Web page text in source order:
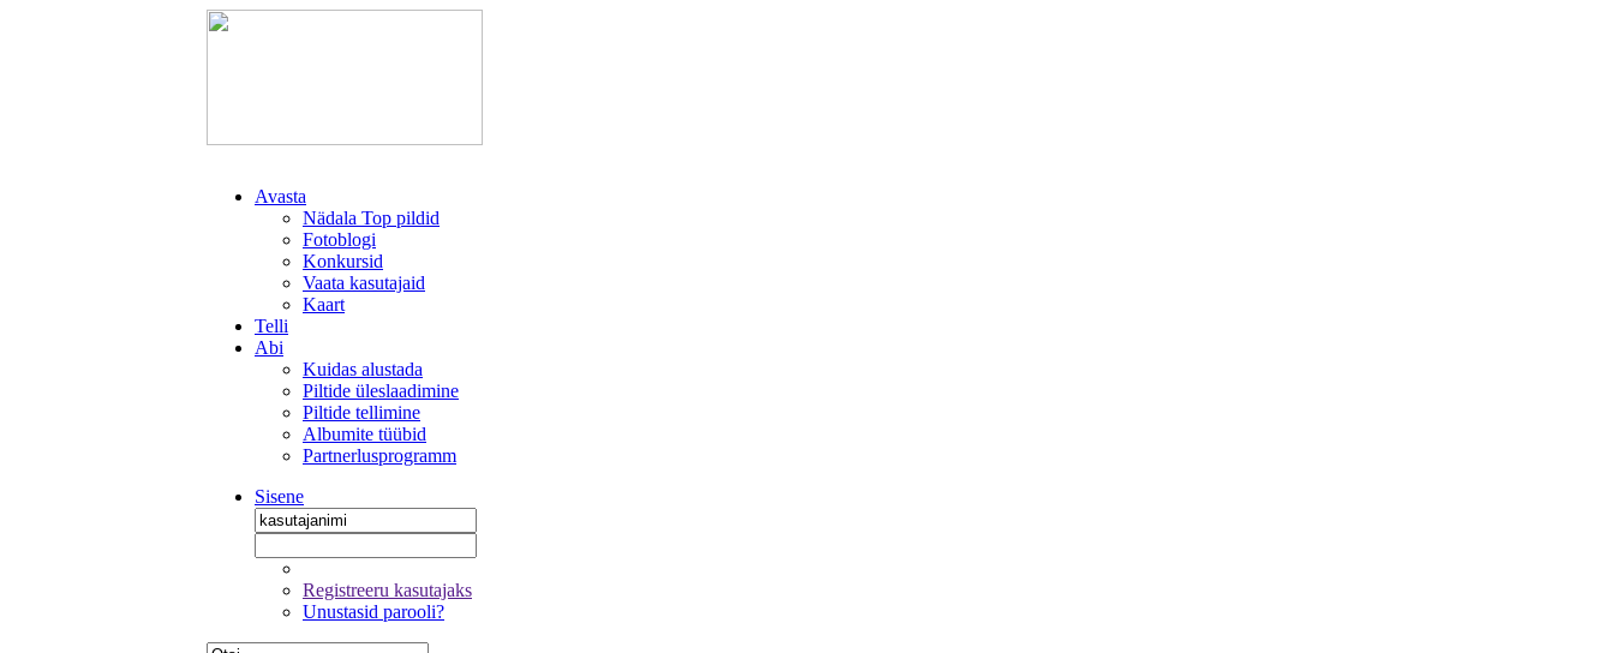
Avasta
Nädala Top pildid
Fotoblogi
Konkursid
Vaata kasutajaid
Kaart
Telli
Abi
Kuidas alustada
Piltide üleslaadimine
Piltide tellimine
Albumite tüübid
Partnerlusprogramm
Sisene
Registreeru kasutajaks
Unustasid parooli?